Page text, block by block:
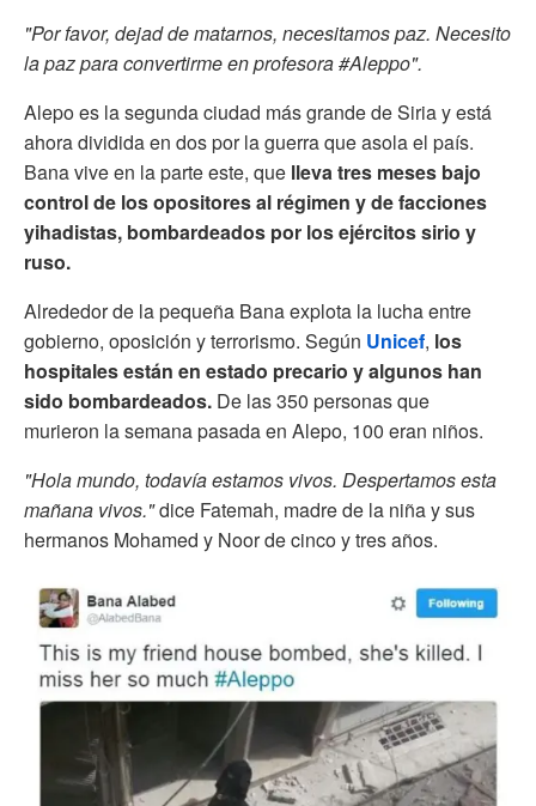
"Por favor, dejad de matarnos, necesitamos paz. Necesito
la paz para convertirme en profesora #Aleppo".
Alepo es la segunda ciudad más grande de Siria y está
ahora dividida en dos por la guerra que asola el país.
Bana vive en la parte este, que lleva tres meses bajo
control de los opositores al régimen y de facciones
yihadistas, bombardeados por los ejércitos sirio y
ruso.
Alrededor de la pequeña Bana explota la lucha entre
gobierno, oposición y terrorismo. Según Unicef, los
hospitales están en estado precario y algunos han
sido bombardeados. De las 350 personas que
murieron la semana pasada en Alepo, 100 eran niños.
"Hola mundo, todavía estamos vivos. Despertamos esta
mañana vivos."dice Fatemah, madre de la niña y sus
hermanos Mohamed y Noor de cinco y tres años.